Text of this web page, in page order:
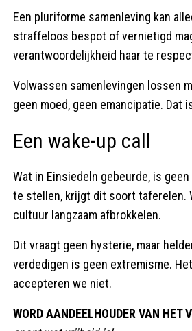
Een pluriforme samenleving kan
straffeloos bespot of vernietigd
verantwoordelijkheid haar te
Volwassen samenlevingen lossen
geen moed, geen emancipatie.
Een wake-up call
Wat in Einsiedeln gebeurde, is
te stellen, krijgt dit soort taferelen.
cultuur langzaam afbrokkelen.
Dit vraagt geen hysterie, maar
verdedigen is geen extremisme.
accepteren we niet.
WORD AANDEELHOUDER VAN HET